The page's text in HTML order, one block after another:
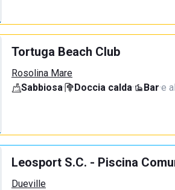
Tortuga Beach Club
Rosolina Mare
Sabbiosa· Doccia calda· Bar·e
Leosport S.C. - Piscina
Dueville